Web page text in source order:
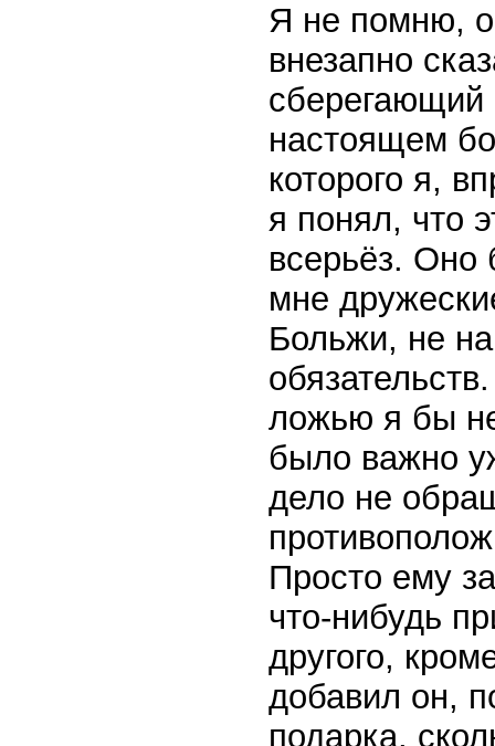
Я не помню, о
внезапно
сберегающий
настоящем
которого я,
я понял, что
всерьёз. Оно
мне
Больжи, не
ложью я бы
было важно
дело не
Просто ему
что-нибудь
другого,
добавил он,
подарка,